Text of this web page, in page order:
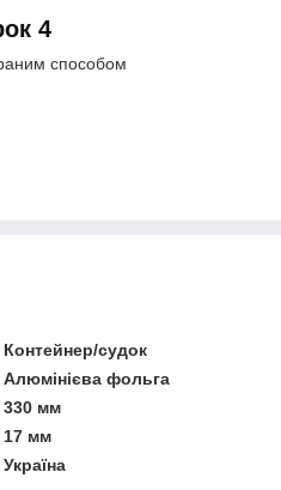
4
способом
Контейнер/судок
Алюмінієва фольга
330 мм
17 мм
Україна